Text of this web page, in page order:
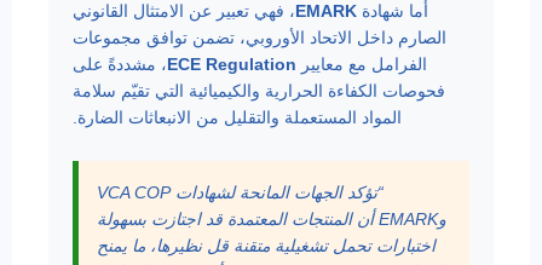
أما شهادة EMARK، فهي تعبير عن الامتثال القانوني
الصارم داخل الاتحاد الأوروبي، تضمن توافق مجموعات
الفرامل مع معايير ECE Regulation، مشددةً على
فحوصات الكفاءة الحرارية والكيميائية التي تقيّم سلامة
المواد المستعملة والتقليل من الانبعاثات الضارة.
“تؤكد الجهات المانحة لشهادات VCA COP
وEMARK أن المنتجات المعتمدة قد اجتازت بسهولة
اختبارات تحمل تشغيلية متقنة قل نظيرها، ما يمنح